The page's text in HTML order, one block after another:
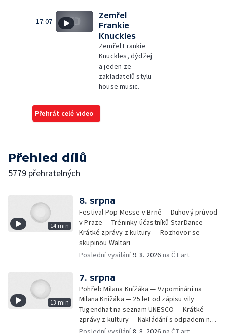
17:07
Zemřel
Frankie
Knuckles
Zemřel Frankie
Knuckles, dýdžej
a jeden ze
zakladatelů stylu
house music.
Přehrát celé video
Přehled dílů
5779 přehratelných
14 min
8. srpna
Festival Pop Messe v Brně — Duhový průvod
v Praze — Tréninky účastníků StarDance —
Krátké zprávy z kultury — Rozhovor se
skupinou Waltari
Poslední vysílání9. 8. 2026 na ČT art
13 min
7. srpna
Pohřeb Milana Knížáka — Vzpomínání na
Milana Knížáka — 25 let od zápisu vily
Tugendhat na seznam UNESCO — Krátké
zprávy z kultury — Nakládání s odpadem na
festivalu Brutal Assault — Koncert Marka